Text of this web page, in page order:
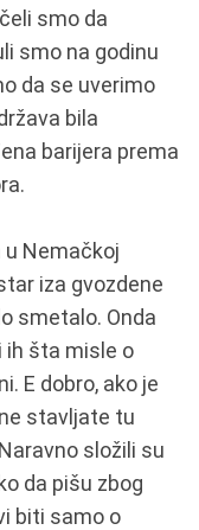
smo da
smo na godinu
da se uverimo
bila
barijera prema
u Nemačkoj
iza gvozdene
smetalo. Onda
ih šta misle o
E dobro, ako je
stavljate tu
složili su
da pišu zbog
biti samo o